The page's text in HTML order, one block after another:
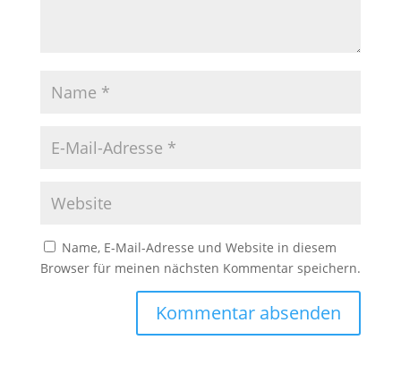
Name, E-Mail-Adresse und Website in diesem
Browser für meinen nächsten Kommentar speichern.